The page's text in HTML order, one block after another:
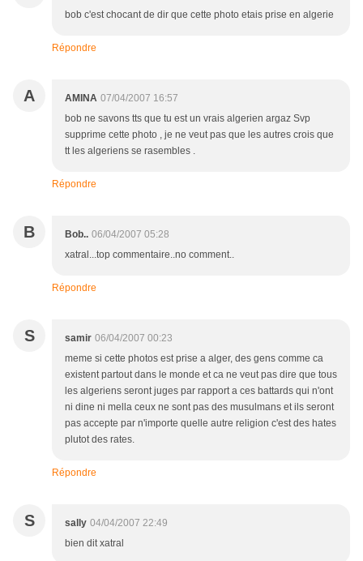
bob c'est chocant de dir que cette photo etais prise en algerie
Répondre
A AMINA 07/04/2007 16:57
bob ne savons tts que tu est un vrais algerien argaz Svp
supprime cette photo , je ne veut pas que les autres crois que
tt les algeriens se rasembles .
Répondre
B Bob.. 06/04/2007 05:28
xatral...top commentaire..no comment..
Répondre
S samir 06/04/2007 00:23
meme si cette photos est prise a alger, des gens comme ca
existent partout dans le monde et ca ne veut pas dire que tous
les algeriens seront juges par rapport a ces battards qui n'ont
ni dine ni mella ceux ne sont pas des musulmans et ils seront
pas accepte par n'importe quelle autre religion c'est des hates
plutot des rates.
Répondre
S sally 04/04/2007 22:49
bien dit xatral